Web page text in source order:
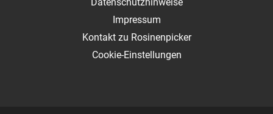
Datenschutzhinweise
Impressum
Kontakt zu Rosinenpicker
Cookie-Einstellungen